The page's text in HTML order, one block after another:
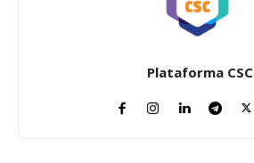
Plataforma CSC